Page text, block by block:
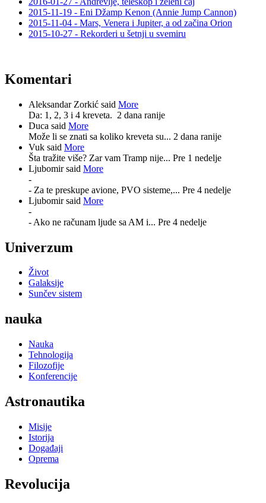
2015-11-19 - Eni Džamp Kenon (Annie Jump Cannon)
2015-11-04 - Mars, Venera i Jupiter, a od začina Orion
2015-10-27 - Rekorderi u šetnji u svemiru
Komentari
Aleksandar Zorkić said More
Da: 1, 2, 3 i 4 kreveta. 2 dana ranije
Duca said More
Može li se znati sa koliko kreveta su... 2 dana ranije
Vuk said More
Šta tražite više? Zar vam Tramp nije... Pre 1 nedelje
Ljubomir said More
-
- Za te preskupe avione, PVO sisteme,... Pre 4 nedelje
Ljubomir said More
-
- Ako ne računam ljude sa AM i... Pre 4 nedelje
Univerzum
Život
Galaksije
Sunčev sistem
nauka
Nauka
Tehnologija
Filozofije
Konferencije
Astronautika
Misije
Istorija
Događaji
Oprema
Revolucija